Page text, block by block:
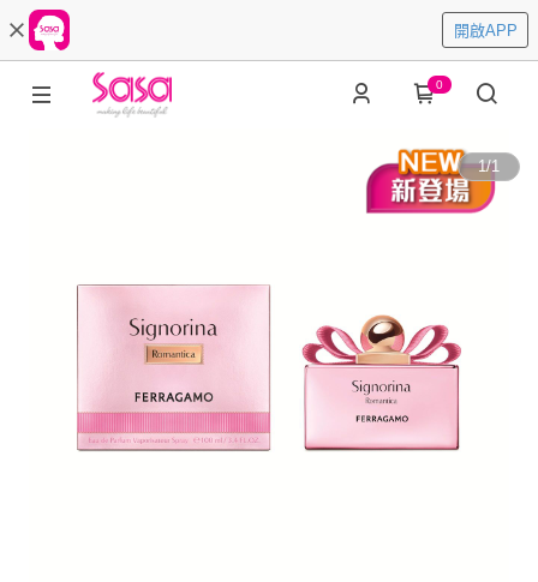
開啟APP
0
1/1